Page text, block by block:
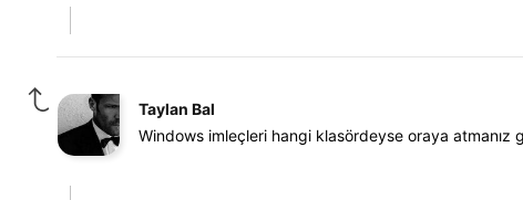
Taylan Bal
Windows imleçleri hangi klasördeyse oraya